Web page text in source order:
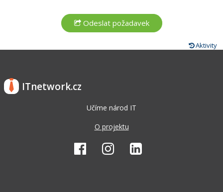
Aktivity
ITnetwork.cz
Učíme národ IT
O projektu